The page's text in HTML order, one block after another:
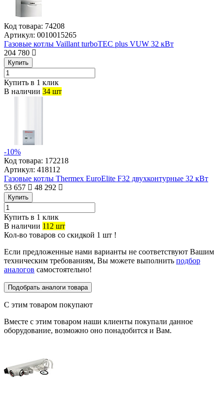
Код товара: 74208
Артикул: 0010015265
Газовые котлы Vaillant turboTEC plus VUW 32 кВт
204 780
Купить
Купить в 1 клик
В наличии 34 шт
-10%
Код товара: 172218
Артикул: 418112
Газовые котлы Thermex EuroElite F32 двухконтурные 32 кВт
53 657
48 292
Купить
Купить в 1 клик
В наличии 112 шт
Кол-во товаров со скидкой 1 шт !
Если предложенные нами варианты не соответствуют Вашим
техническим требованиям, Вы можете выполнить подбор
аналогов самостоятельно!
Подобрать аналоги товара
С этим товаром покупают
Вместе с этим товаром наши клиенты покупали данное
оборудование, возможно оно понадобится и Вам.